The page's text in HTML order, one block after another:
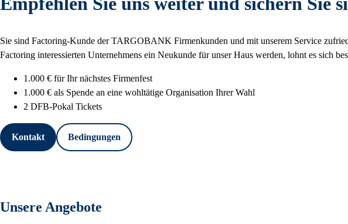
Sie sind Factoring-Kunde der TARGOBANK Firmenkunden und mit unserem Service
Factoring interessierten Unternehmens ein Neukunde für unser Haus werden, lohnt es sich
1.000 € für Ihr nächstes Firmenfest
1.000 € als Spende an eine wohltätige Organisation Ihrer Wahl
2 DFB-Pokal Tickets
Kontakt Bedingungen
Unsere Angebote